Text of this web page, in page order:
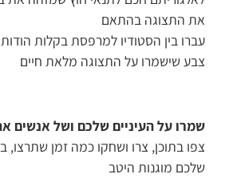
התצוגה בהתאם
בין הסטודיו למרפסת בקלות הודות
שישמרו על התצוגה מלאת חיים
על העיניים שלכם ושל אנשים אהובים:
בתוכן, צרו ושחקו כמה זמן שתרצו, בידיעה
מוגנות היטב